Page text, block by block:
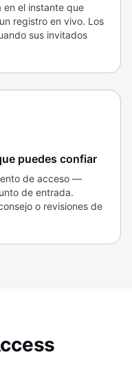
en el instante que
registro en vivo. Los
sus invitados
puedes confiar
de acceso —
de entrada.
o revisiones de